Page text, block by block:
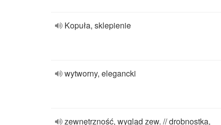
Kopuła, sklepienie
wytworny, elegancki
zewnętrzność, wygląd zew. // drobnostka,